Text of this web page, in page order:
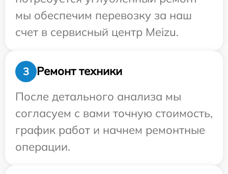
мы обеспечим перевозку за наш
счет в сервисный центр Meizu.
3
Ремонт техники
После детального анализа мы
согласуем с вами точную стоимость,
график работ и начнем ремонтные
операции.